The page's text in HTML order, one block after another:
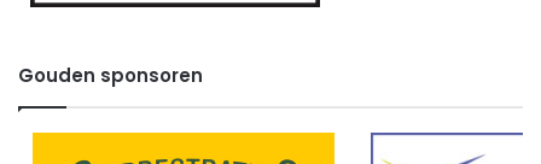
Gouden sponsoren